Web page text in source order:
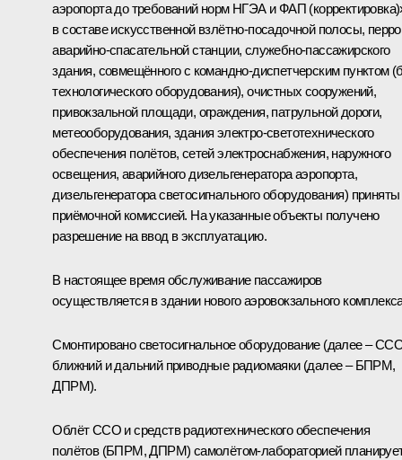
аэропорта до требований норм НГЭА и ФАП
в составе искусственной взлётно-посадочной полосы,
аварийно-спасательной станции, служебно-пассажирского
здания, совмещённого с командно-диспетчерским пунктом
технологического оборудования), очистных сооружений,
привокзальной площади, ограждения, патрульной дороги,
метеооборудования, здания электро-светотехнического
обеспечения полётов, сетей электроснабжения, наружного
освещения, аварийного дизельгенератора аэропорта,
дизельгенератора светосигнального оборудования) приняты
приёмочной комиссией. На указанные объекты получено
разрешение на ввод в эксплуатацию.
В настоящее время обслуживание пассажиров
осуществляется в здании нового аэровокзального
Смонтировано светосигнальное оборудование (далее –
ближний и дальний приводные радиомаяки (далее – БПРМ,
ДПРМ).
Облёт ССО и средств радиотехнического обеспечения
полётов (БПРМ, ДПРМ) самолётом-лабораторией